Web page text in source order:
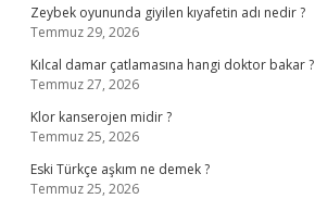
Zeybek oyununda giyilen kıyafetin adı nedir ?
Temmuz 29, 2026
Kılcal damar çatlamasına hangi doktor bakar ?
Temmuz 27, 2026
Klor kanserojen midir ?
Temmuz 25, 2026
Eski Türkçe aşkım ne demek ?
Temmuz 25, 2026